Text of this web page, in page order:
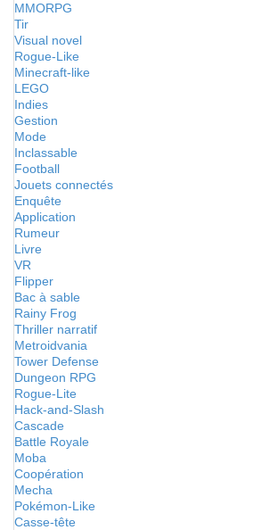
MMORPG
Tir
Visual novel
Rogue-Like
Minecraft-like
LEGO
Indies
Gestion
Mode
Inclassable
Football
Jouets connectés
Enquête
Application
Rumeur
Livre
VR
Flipper
Bac à sable
Rainy Frog
Thriller narratif
Metroidvania
Tower Defense
Dungeon RPG
Rogue-Lite
Hack-and-Slash
Cascade
Battle Royale
Moba
Coopération
Mecha
Pokémon-Like
Casse-tête